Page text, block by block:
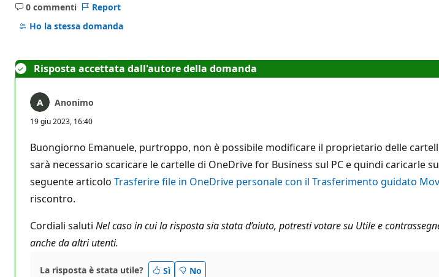
0 commenti
Nessun
commento
Report
Ho la stessa domanda
Risposta accettata dall'autore della domanda
Anonimo
19 giu 2023, 16:40
Buongiorno Emanuele, purtroppo, non è possibile modificare il proprietario delle
sarà necessario scaricare le cartelle di OneDrive for Business sul PC e quindi caricarle
seguente articolo Trasferire file in OneDrive personale con il Trasferimento guidato
riscontro.
Cordiali saluti Nel caso in cui la risposta sia stata d’aiuto, potresti votare su Utile e
anche da altri utenti.
La risposta è stata utile? Sì No